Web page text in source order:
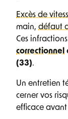
Excès de
main, défaut
Ces
correctionnel
(33).
Un entretien
cerner vos
efficace avant